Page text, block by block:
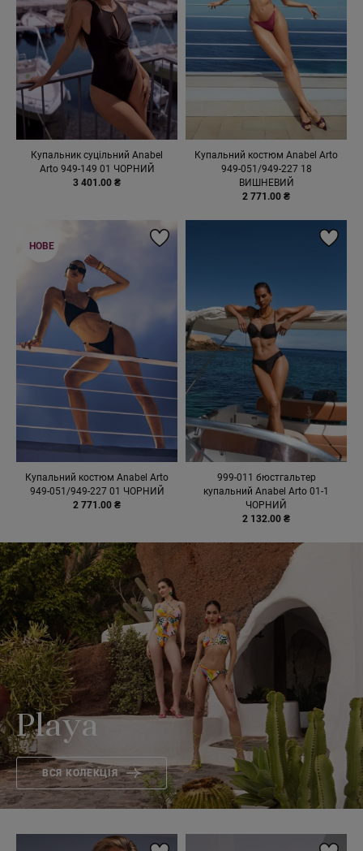
Купальник суцільний Anabel
Arto 949-149 01 ЧОРНИЙ
3 401.00 ₴
Купальний костюм Anabel Arto
949-051/949-227 18
ВИШНЕВИЙ
2 771.00 ₴
Купальний костюм Anabel Arto
949-051/949-227 01 ЧОРНИЙ
2 771.00 ₴
НОВЕ
999-011 бюстгальтер
купальний Anabel Arto 01-1
ЧОРНИЙ
2 132.00 ₴
Playa
ВСЯ КОЛЕКЦІЯ